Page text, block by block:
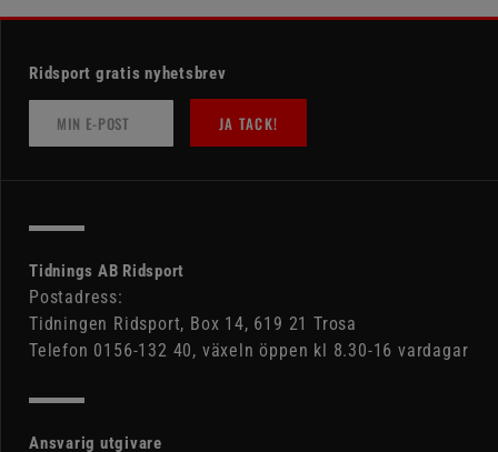
Ridsport gratis nyhetsbrev
JA TACK!
Tidnings AB Ridsport
Postadress:
Tidningen Ridsport, Box 14, 619 21 Trosa
Telefon 0156-132 40, växeln öppen kl 8.30-16 vardagar
Ansvarig utgivare